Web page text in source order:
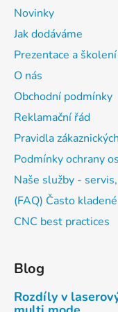
Novinky
Jak dodáváme
Prezentace a
O nás
Obchodní podmínky
Reklamační řád
Pravidla
Podmínky ochrany
Naše služby -
(FAQ) Často
CNC best practices
Blog
Rozdíly v